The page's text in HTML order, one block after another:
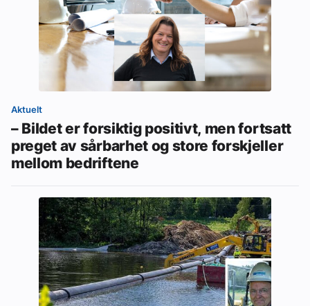
Aktuelt
– Bildet er forsiktig positivt, men fortsatt
preget av sårbarhet og store forskjeller
mellom bedriftene